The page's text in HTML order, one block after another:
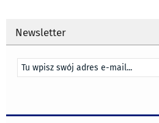
Newsletter